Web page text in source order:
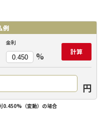
例
金利
% 計算
円
0.450%（変動）の場合